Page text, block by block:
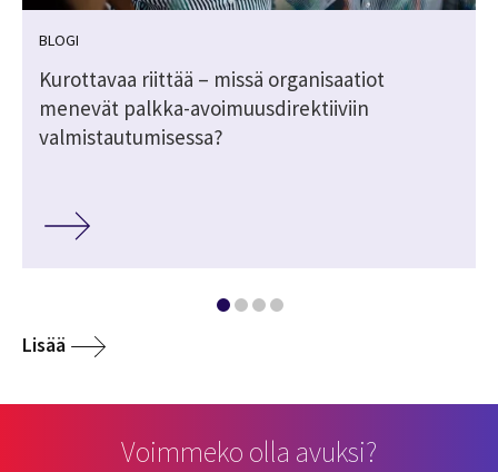
BLOGI
Kurottavaa riittää – missä organisaatiot
menevät palkka-avoimuusdirektiiviin
valmistautumisessa?
Lisää
Voimmeko olla avuksi?